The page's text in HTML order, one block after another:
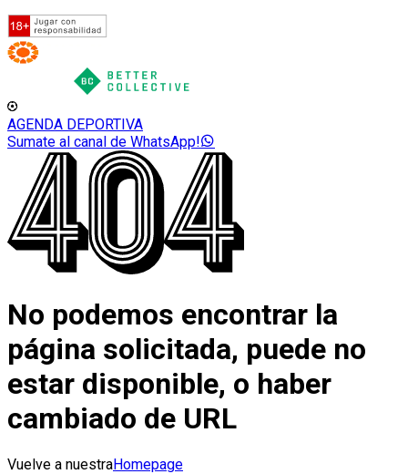
AGENDA DEPORTIVA
Sumate al canal de WhatsApp!
No podemos encontrar la
página solicitada, puede no
estar disponible, o haber
cambiado de URL
Vuelve a nuestraHomepage